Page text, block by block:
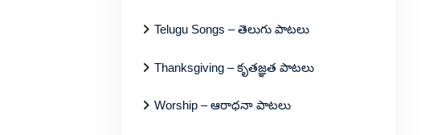
Telugu Songs – తెలుగు పాటలు
Thanksgiving – కృతజ్ఞత పాటలు
Worship – ఆరాధనా పాటలు